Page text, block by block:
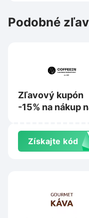
Podobné
Zľavový kupón
-15% na nákup
Získajte kód